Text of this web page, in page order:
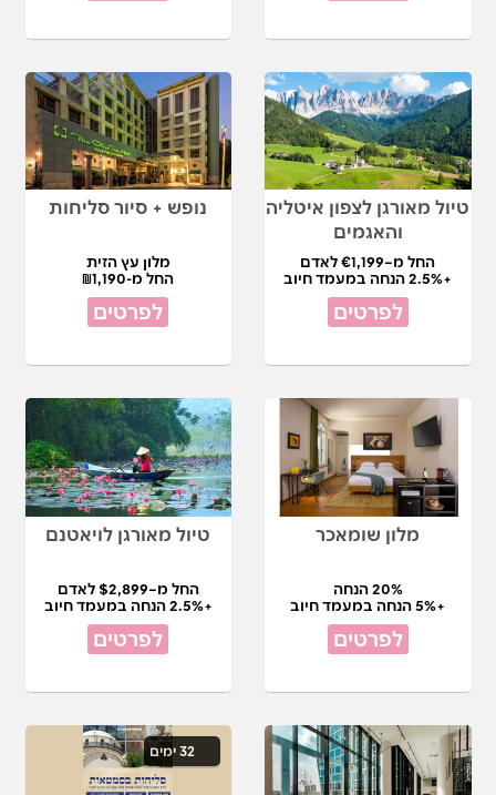
טיול מאורגן לצפון איטליה
והאגמים
החל מ–€1,199 לאדם
+2.5% הנחה במעמד חיוב
לפרטים
נופש + סיור סליחות
מלון עץ הזית
החל מ-₪1,190
לפרטים
מלון שומאכר
20% הנחה
+5% הנחה במעמד חיוב
לפרטים
טיול מאורגן לויאטנם
החל מ–$2,899 לאדם
+2.5% הנחה במעמד חיוב
לפרטים